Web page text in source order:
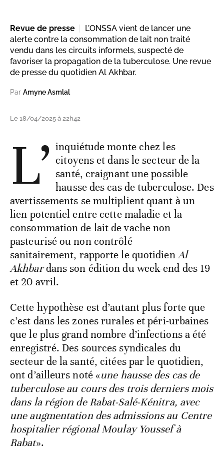
Revue de presse
L’ONSSA vient de lancer une
alerte contre la consommation de lait non traité
vendu dans les circuits informels, suspecté de
favoriser la propagation de la tuberculose. Une revue
de presse du quotidien Al Akhbar.
Par Amyne Asmlal
Le 18/04/2025 à 22h42
L’ inquiétude monte chez les
citoyens et dans le secteur de la
santé, craignant une possible
hausse des cas de tuberculose. Des
avertissements se multiplient quant à un
lien potentiel entre cette maladie et la
consommation de lait de vache non
pasteurisé ou non contrôlé
sanitairement, rapporte le quotidienAl
Akhbardans son édition du week-end des 19
et 20 avril.
Cette hypothèse est d’autant plus forte que
c’est dans les zones rurales et péri-urbaines
que le plus grand nombre d’infections a été
enregistré. Des sources syndicales du
secteur de la santé, citées par le quotidien,
ont d’ailleurs noté «une hausse des cas de
tuberculose au cours des trois derniers mois
dans la région de Rabat-Salé-Kénitra, avec
une augmentation des admissions au Centre
hospitalier régional Moulay Youssef à
Rabat».